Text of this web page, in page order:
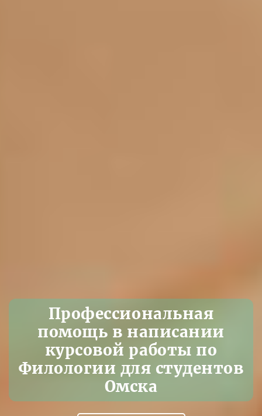
Профессиональная
помощь в написании
курсовой работы по
Филологии для студентов
Омска